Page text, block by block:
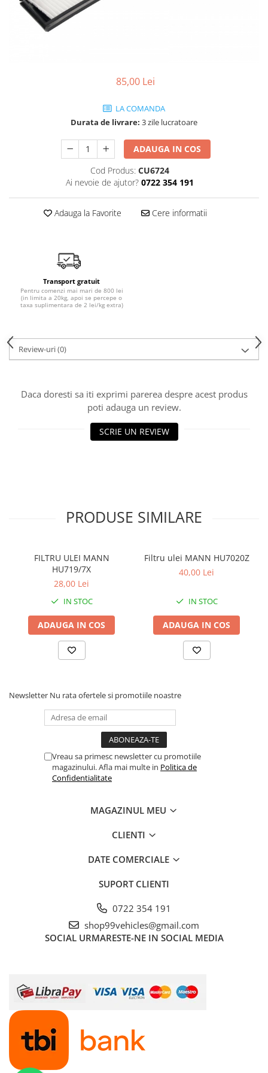
SHELL
85,00 Lei
LA COMANDA
Durata de livrare: 3 zile lucratoare
ADAUGA IN COS
Cod Produs: CU6724
Ai nevoie de ajutor? 0722 354 191
Adauga la Favorite Cere informatii
Transport gratuit
Pentru comenzi mai mari de 800 lei
(in limita a 20kg, apoi se percepe o
taxa suplimentara de 2 lei/kg extra)
Review-uri(0)
Daca doresti sa iti exprimi parerea despre acest produs
poti adauga un review.
SCRIE UN REVIEW
PRODUSE SIMILARE
FILTRU ULEI MANN
HU719/7X
28,00 Lei
IN STOC
ADAUGA IN COS
Filtru ulei MANN HU7020Z
40,00 Lei
IN STOC
ADAUGA IN COS
Newsletter Nu rata ofertele si promotiile noastre
Vreau sa primesc newsletter cu promotiile
magazinului. Afla mai multe in Politica de
Confidentialitate
MAGAZINUL MEU
CLIENTI
DATE COMERCIALE
SUPORT CLIENTI
0722 354 191
shop99vehicles@gmail.com
SOCIAL URMARESTE-NE IN SOCIAL MEDIA